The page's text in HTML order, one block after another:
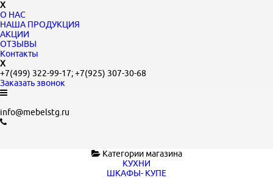
X
О НАС
НАША ПРОДУКЦИЯ
АКЦИИ
ОТЗЫВЫ
Контакты
X
+7(499) 322-99-17;+7(925) 307-30-68
Заказать звонок
info@mebelstg.ru
Категории магазина
КУХНИ
ШКАФЫ- КУПЕ